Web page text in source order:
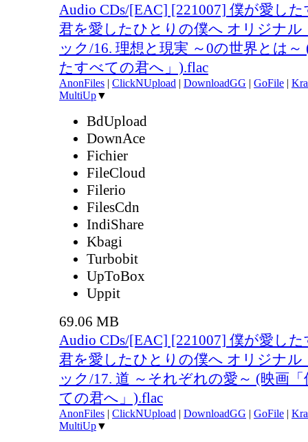
Audio CDs/[EAC] [221007] 僕が愛し
君を愛したひとりの僕へ オリジナ
ック/16. 理想と現実 ～0の世界とは
たすべての君へ」).flac
AnonFiles | ClickNUpload | DownloadGG | GoFile |
MultiUp▼
BdUpload
DownAce
Fichier
FileCloud
Filerio
FilesCdn
IndiShare
Kbagi
Turbobit
UpToBox
Uppit
69.06 MB
Audio CDs/[EAC] [221007] 僕が愛し
君を愛したひとりの僕へ オリジナ
ック/17. 道 ～それぞれの愛～ (映画
ての君へ」).flac
AnonFiles | ClickNUpload | DownloadGG | GoFile |
MultiUp▼